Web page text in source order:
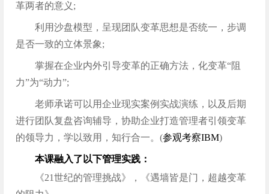
革两者的意义;
利用沙盘模型，呈现团队变革思想是否统一，步调
是否一致的立体景象;
掌握在企业内外引导变革的正确方法，化变革“阻
力”为“动力”;
老师承诺可以用企业现实案例实战演练，以及后期
进行团队复盘咨询辅导，协助企业打造管理者引领变革
的领导力，学以致用，知行合一。(参观考察IBM)
本课融入了以下管理实践：
《21世纪的管理挑战》，《遇墙皆是门，超越变革